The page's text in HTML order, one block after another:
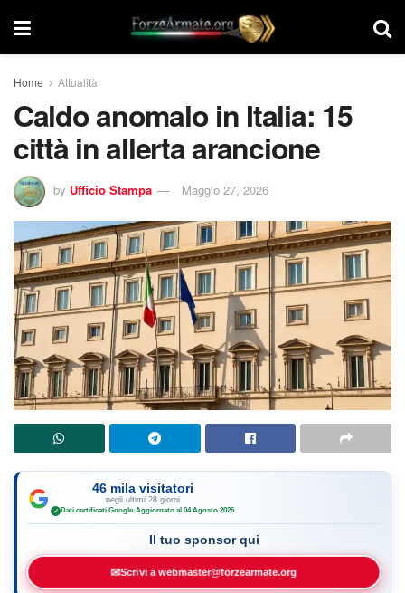
Home Attualità
Caldo anomalo in Italia: 15
città in allerta arancione
by Ufficio Stampa Maggio 27, 2026
46 mila visitatori
negli ultimi 28 giorni
✓ Dati certificati Google·Aggiornato al 04 Agosto 2026
Il tuo sponsor qui
✉Scrivi a webmaster@forzearmate.org